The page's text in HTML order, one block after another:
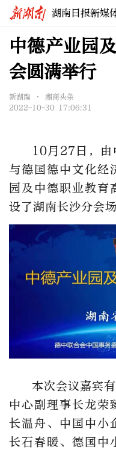
湖南日报新媒
中德产业园
会圆满举行
新湖南 • 湘商头条
2022-10-30 17:06:31
10月27日，由
与德国德中文化
园及中德职业教
设了湖南长沙分会场
本次会议嘉宾
中心副理事长龙荣
长温舟、中国中小
长石春暖、德国中